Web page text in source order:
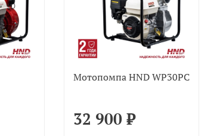
Мотопомпа HND WP30PC
32 900 ₽